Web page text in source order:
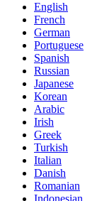
English
French
German
Portuguese
Spanish
Russian
Japanese
Korean
Arabic
Irish
Greek
Turkish
Italian
Danish
Romanian
Indonesian